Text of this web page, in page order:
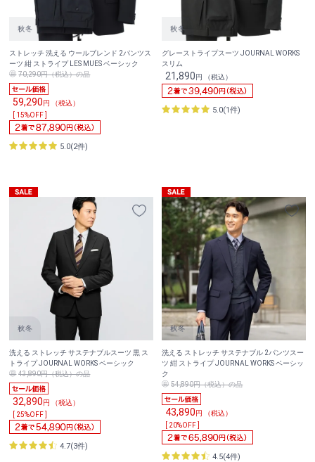
ストレッチ 洗える ウールブレンド 2パンツス
ーツ 紺 ストライプ LES MUES ベーシック
70,290円（税込）の品
59,290円 （税込）
[ 15%OFF ]
5.0(2件)
グレーストライプスーツ JOURNAL WORKS
スリム
21,890円 （税込）
5.0(1件)
洗える ストレッチ サステナブルスーツ 黒 ス
トライプ JOURNAL WORKS ベーシック
43,890円（税込）の品
32,890円 （税込）
[ 25%OFF ]
4.7(3件)
洗える ストレッチ サステナブル 2パンツスー
ツ 紺 ストライプ JOURNAL WORKS ベーシッ
ク
54,890円（税込）の品
43,890円 （税込）
[ 20%OFF ]
4.5(4件)